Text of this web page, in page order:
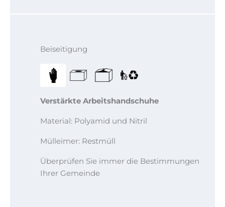
Beiseitigung
Verstärkte Arbeitshandschuhe
Material: Polyamid und Nitril
Mülleimer: Restmüll
Überprüfen Sie immer die Bestimmungen
Ihrer Gemeinde